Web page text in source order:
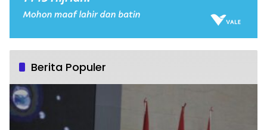
Berita Populer